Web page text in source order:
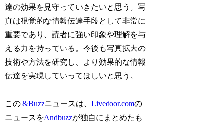
達の効果を見守っていきたいと思う。写
真は視覚的な情報伝達手段として非常に
重要であり、読者に強い印象や理解を与
える力を持っている。今後も写真拡大の
技術や方法を研究し、より効果的な情報
伝達を実現していってほしいと思う。
この &Buzzニュースは、Livedoor.comの
ニュースをAndbuzzが独自にまとめたも